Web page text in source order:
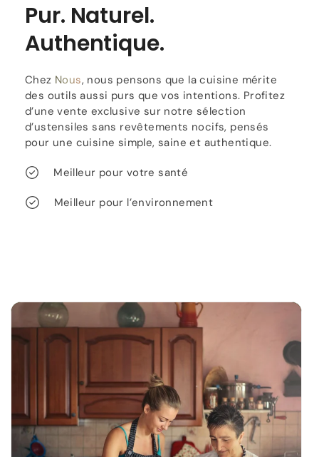
Pur. Naturel.
Authentique.
Chez Nous, nous pensons que la cuisine mérite
des outils aussi purs que vos intentions. Profitez
d’une vente exclusive sur notre sélection
d’ustensiles sans revêtements nocifs, pensés
pour une cuisine simple, saine et authentique.
Meilleur pour votre santé
Meilleur pour l’environnement